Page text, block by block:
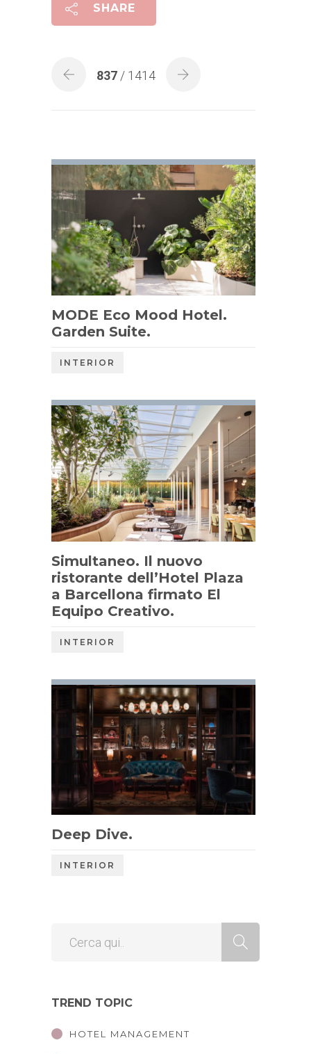
SHARE
837 / 1414
MODE Eco Mood Hotel.
Garden Suite.
INTERIOR
Simultaneo. Il nuovo
ristorante dell’Hotel Plaza
a Barcellona firmato El
Equipo Creativo.
INTERIOR
Deep Dive.
INTERIOR
TREND TOPIC
HOTEL MANAGEMENT